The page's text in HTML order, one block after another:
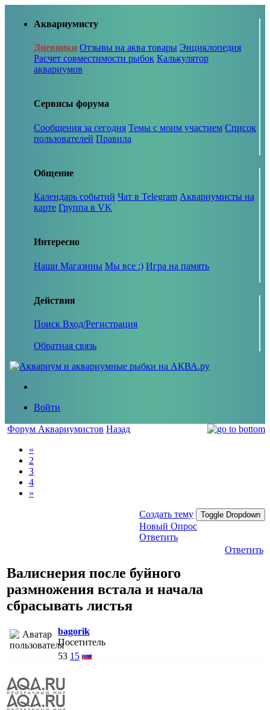
Аквариумисту
Дневники Отзывы на аква товары Энциклопедия
Расчет совместимости рыбок Калькулятор
аквариумов
Сервисы форума
Сообщения за сегодня Темы с моим участием Список
пользователей Правила
Общение
Календарь событий Чат в Telegram Аквариумисты на
карте Группа в VK
Интересно
Наши Магазины Мы все :) Игра на память
Действия
Поиск Вход/Регистрация
Обратная связь
Войти
Форум Аквариумистов Назад
«
2
3
4
»
Создать тему Toggle Dropdown
Новый Опрос
Ответить
Ответить
Валиснерия после буйного
размножения встала и начала
сбрасывать листья
bagorik
Посетитель
53 15